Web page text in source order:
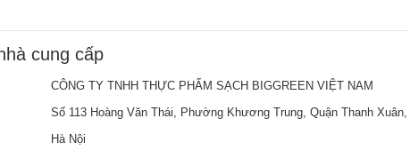
cung cấp
CÔNG TY TNHH THỰC PHẨM SẠCH BIGGREEN VIỆT NAM
Số 113 Hoàng Văn Thái, Phường Khương Trung, Quận Thanh Xuân,
Hà Nội